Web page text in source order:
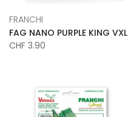
FRANCHI
FAG NANO PURPLE KING VXL
CHF 3.90